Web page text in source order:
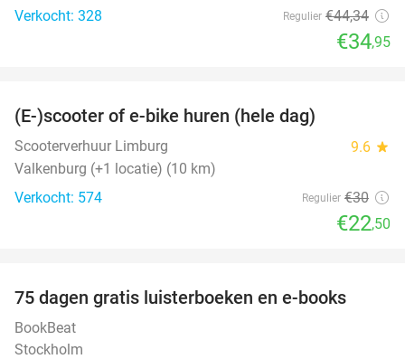
Verkocht: 328
Regulier €44,34
€34,95
(E-)scooter of e-bike huren (hele dag)
Scooterverhuur Limburg 9.6 star
Valkenburg (+1 locatie) (10 km)
Verkocht: 574
Regulier €30
€22,50
75 dagen gratis luisterboeken en e-books
BookBeat
Stockholm